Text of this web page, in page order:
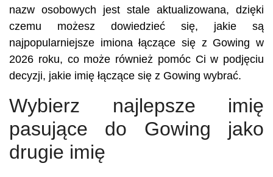
nazw osobowych jest stale aktualizowana, dzięki
czemu możesz dowiedzieć się, jakie są
najpopularniejsze imiona łączące się z Gowing w
2026 roku, co może również pomóc Ci w podjęciu
decyzji, jakie imię łączące się z Gowing wybrać.
Wybierz najlepsze imię
pasujące do Gowing jako
drugie imię